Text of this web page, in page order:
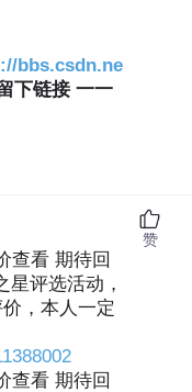
bbs.csdn.ne
留下链接 一一
查看 期待回
评选活动，
，本人一定
查看 期待回
赞